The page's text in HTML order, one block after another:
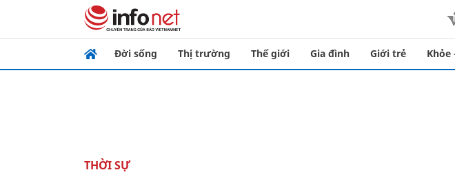
Đời sống Thị trường Thế giới Gia đình Giới trẻ Khỏe
THỜI SỰ